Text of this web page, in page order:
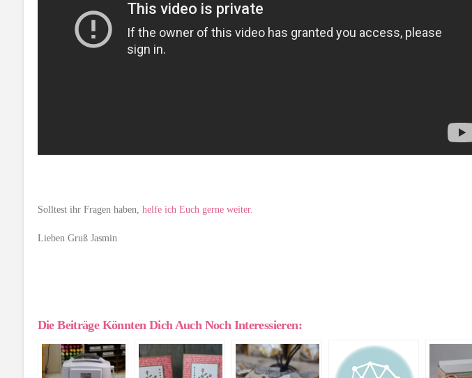
Solltest ihr Fragen haben, helfe ich Euch gerne weiter.
Lieben Gruß Jasmin
Die Beiträge Könnten Dich Auch Noch Interessieren: